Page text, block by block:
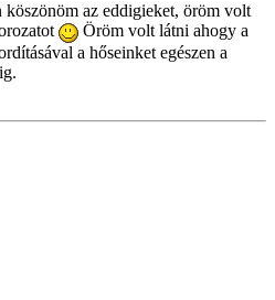
az eddigieket, öröm volt
Öröm volt látni ahogy a
a hőseinket egészen a